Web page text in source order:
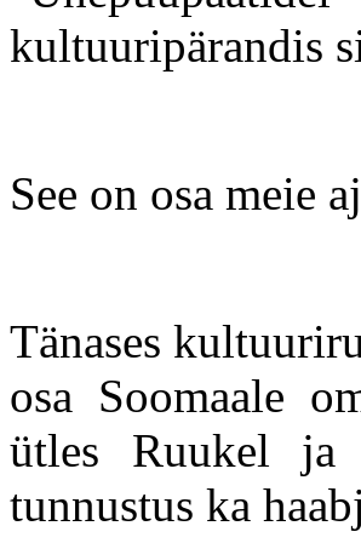
kultuuripärandis
See on osa meie
Tänases
osa Soomaale
ütles Ruukel ja
tunnustus ka